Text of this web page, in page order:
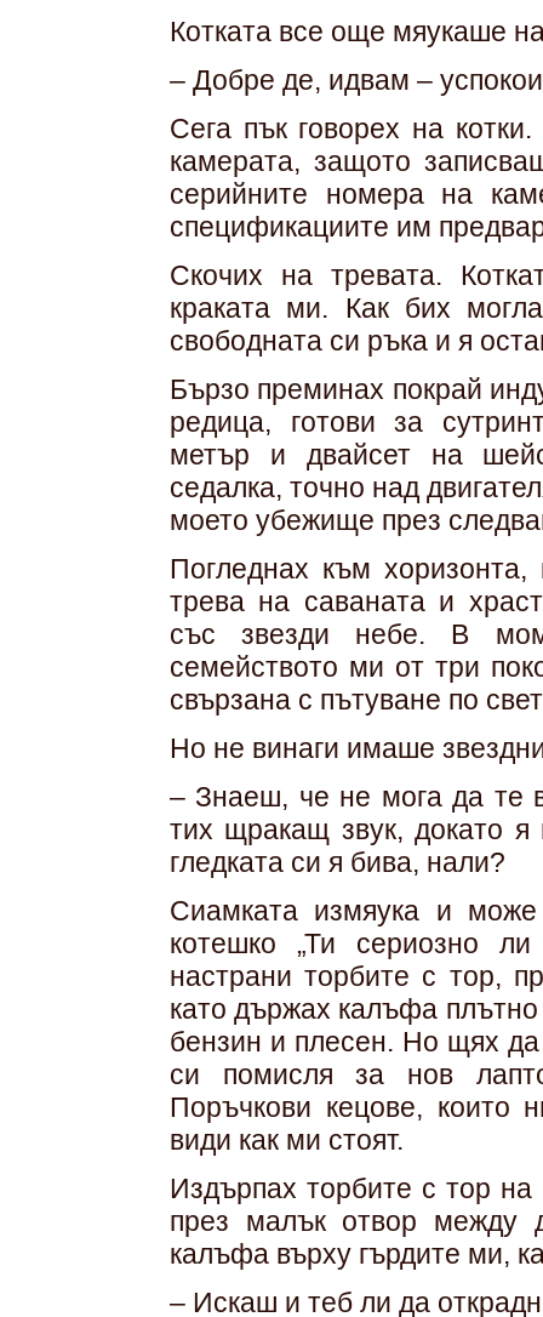
Котката все още мяукаше
– Добре де, идвам –
Сега пък говорех на
камерата, защото
серийните номера на
спецификациите им
Скочих на тревата.
краката ми. Как бих
свободната си ръка и я
Бързо преминах покрай
редица, готови за
метър и двайсет на
седалка, точно над
моето убежище през
Погледнах към
трева на саваната и
със звезди небе. В
семейството ми от три
свързана с пътуване по
Но не винаги имаше
– Знаеш, че не мога да те
тих щракащ звук, докато
гледката си я бива, нали?
Сиамката измяука и
котешко „Ти сериозно
настрани торбите с тор,
като държах калъфа
бензин и плесен. Но щях
си помисля за нов
Поръчкови кецове, които
види как ми стоят.
Издърпах торбите с тор
през малък отвор между
калъфа върху гърдите ми,
– Искаш и теб ли да